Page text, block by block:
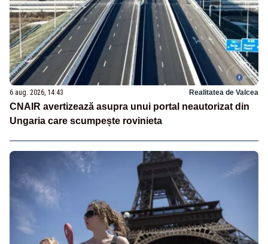
6 aug. 2026, 14:43 Realitatea de Valcea
CNAIR avertizează asupra unui portal neautorizat din
Ungaria care scumpește rovinieta